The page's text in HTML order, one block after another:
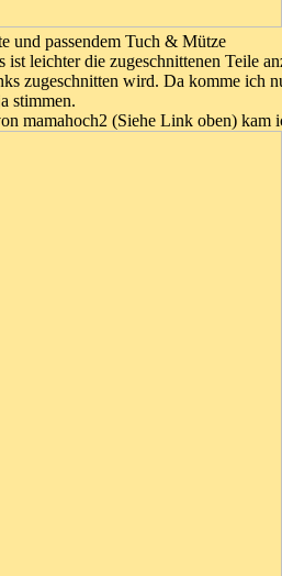
und passendem Tuch & Mütze
leichter die zugeschnittenen Teile
zugeschnitten wird. Da komme ich
stimmen.
mamahoch2 (Siehe Link oben) kam